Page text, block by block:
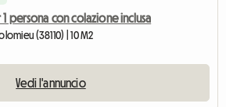
persona con colazione inclusa
(38110) | 10 M2
Vedi l'annuncio